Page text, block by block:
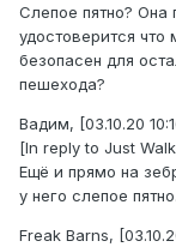
Слепое пятно? Она
удостоверится что
безопасен для
пешехода?
Вадим, [03.10.20
[In reply to Just
Ещё и прямо на
у него слепое пятно.
Freak Barns,